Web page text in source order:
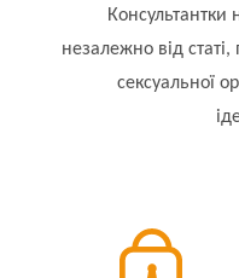
Консультантки
незалежно від
сексуальної